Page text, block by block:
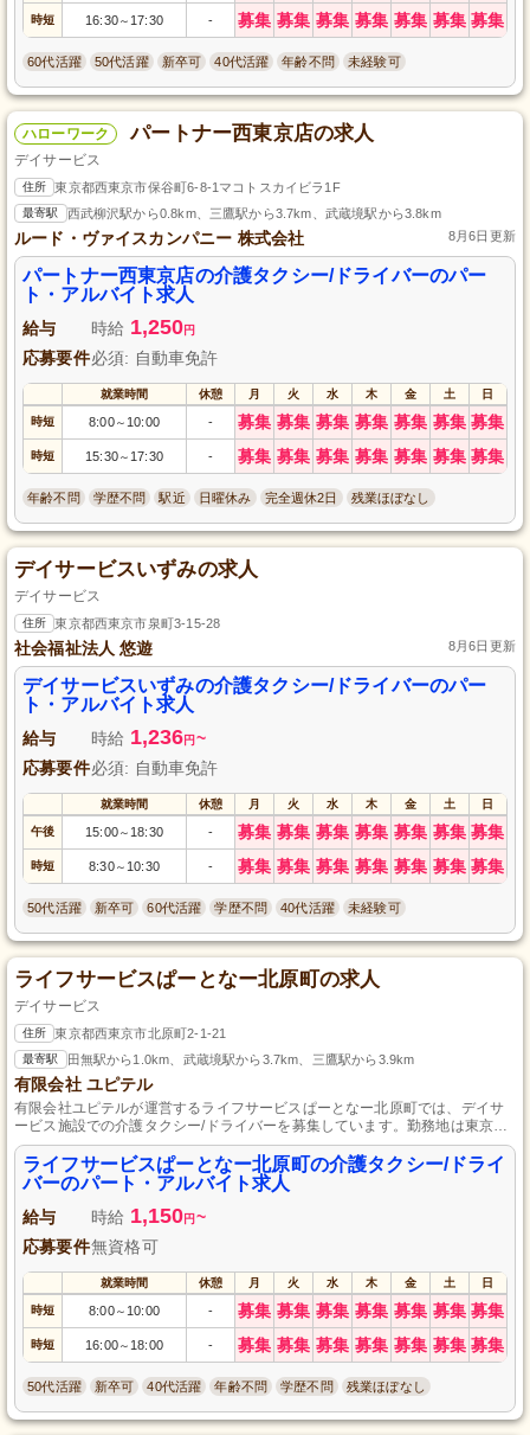
時短 16:30～ 17:30 - 募集 募集 募集 募集 募集 募集 募集
60代活躍 50代活躍 新卒可 40代活躍 年齢不問 未経験可
ハローワーク パートナー西東京店の求人
デイサービス
住所 東京都西東京市保谷町6-8-1マコトスカイビラ1F
最寄駅 西武柳沢駅から0.8km、三鷹駅から3.7km、武蔵境駅から3.8km
ルード・ヴァイスカンパニー 株式会社 8月6日更新
パートナー西東京店の介護タクシー/ドライバーのパー
ト・アルバイト求人
給与 時給 1,250円
応募要件必須: 自動車免許
就業時間 休憩 月 火 水 木 金 土 日
時短 8:00～ 10:00 - 募集 募集 募集 募集 募集 募集 募集
時短 15:30～ 17:30 - 募集 募集 募集 募集 募集 募集 募集
年齢不問 学歴不問 駅近 日曜休み 完全週休2日 残業ほぼなし
デイサービスいずみの求人
デイサービス
住所 東京都西東京市泉町3-15-28
社会福祉法人 悠遊 8月6日更新
デイサービスいずみの介護タクシー/ドライバーのパー
ト・アルバイト求人
給与 時給 1,236円 ~
応募要件必須: 自動車免許
就業時間 休憩 月 火 水 木 金 土 日
午後 15:00～ 18:30 - 募集 募集 募集 募集 募集 募集 募集
時短 8:30～ 10:30 - 募集 募集 募集 募集 募集 募集 募集
50代活躍 新卒可 60代活躍 学歴不問 40代活躍 未経験可
ライフサービスぱーとなー北原町の求人
デイサービス
住所 東京都西東京市北原町2-1-21
最寄駅 田無駅から1.0km、武蔵境駅から3.7km、三鷹駅から3.9km
有限会社 ユピテル
有限会社ユピテルが運営するライフサービスぱーとなー北原町では、デイサ
ービス施設での介護タクシー/ドライバーを募集しています。勤務地は東京都
西東京市です。普通自動車免許があればOK、資格不要です。パート・アルバ
イトとして一緒に地域の高齢者を支える働き方をしませんか？経験を活か
し、やりがいのあるお仕事に挑戦しましょう！ご応募お待ちしております。
ライフサービスぱーとなー北原町の介護タクシー/ドライ
バーのパート・アルバイト求人
給与 時給 1,150円 ~
応募要件無資格可
就業時間 休憩 月 火 水 木 金 土 日
時短 8:00～ 10:00 - 募集 募集 募集 募集 募集 募集 募集
時短 16:00～ 18:00 - 募集 募集 募集 募集 募集 募集 募集
50代活躍 新卒可 40代活躍 年齢不問 学歴不問 残業ほぼなし